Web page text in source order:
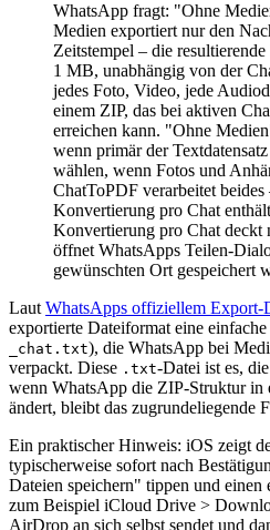
WhatsApp fragt: "Ohne
Medien exportiert nur den
Zeitstempel – die
1 MB, unabhängig von der
jedes Foto, Video, jede
einem ZIP, das bei aktiven
erreichen kann. "Ohne
wenn primär der
wählen, wenn Fotos und
ChatToPDF verarbeitet
Konvertierung pro Chat
Konvertierung pro Chat deckt
öffnet WhatsApps Teilen-
gewünschten Ort gespeichert
Laut WhatsApps offiziellem Export-
exportierte Dateiformat eine einfache
_chat.txt), die WhatsApp bei
verpackt. Diese .txt-Datei ist es,
wenn WhatsApp die ZIP-Struktur in
ändert, bleibt das zugrundeliegende
Ein praktischer Hinweis: iOS zeigt
typischerweise sofort nach
Dateien speichern" tippen und einen
zum Beispiel iCloud Drive >
AirDrop an sich selbst sendet und